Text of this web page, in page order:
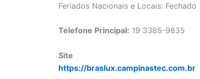
Feriados Nacionais e Locais: Fechado
Telefone Principal: 19 3385-9835
Site
https://braslux.campinastec.com.br